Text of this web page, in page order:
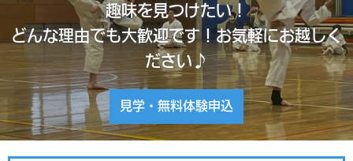
趣味を見つけたい！
どんな理由でも大歓迎です！お気軽にお越しく
ださい♪
見学・無料体験申込